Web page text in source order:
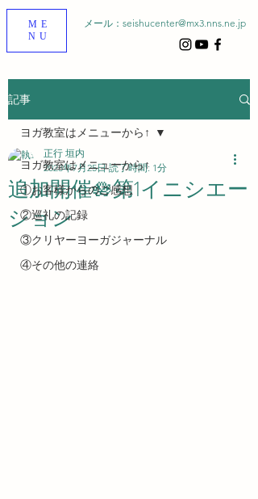
ME
NU
メール： seishucenter@mx3.nns.ne.jp
記事
ヨガ教室はメニューから↑
①お客様からのご感想
②巡礼の記録
③クリヤーヨーガジャーナル
④その他の連絡
ヨガ教室はメニューから↑
追加開催🪷第1イニシエー
ション
正行 垣内
2023年7月25日 読了時間: 1分